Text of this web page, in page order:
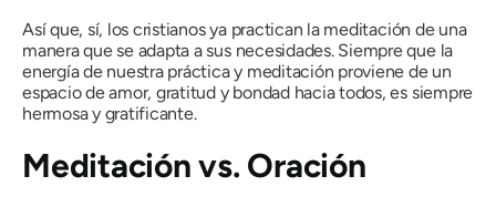
Así que, sí, los cristianos ya practican la meditación de una
manera que se adapta a sus necesidades. Siempre que la
energía de nuestra práctica y meditación proviene de un
espacio de amor, gratitud y bondad hacia todos, es siempre
hermosa y gratificante.
Meditación vs. Oración